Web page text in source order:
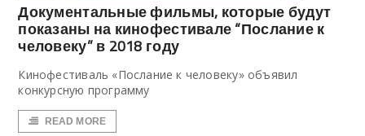
Документальные фильмы, которые будут
показаны на кинофестивале “Послание к
человеку” в 2018 году
Кинофестиваль «Послание к человеку» объявил
конкурсную программу
READ MORE